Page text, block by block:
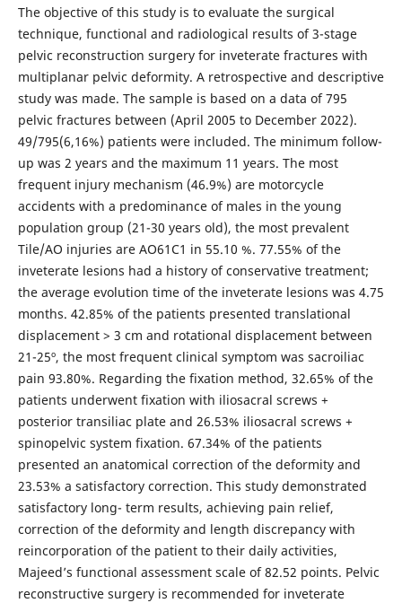
The objective of this study is to evaluate the surgical
technique, functional and radiological results of 3-stage
pelvic reconstruction surgery for inveterate fractures with
multiplanar pelvic deformity. A retrospective and descriptive
study was made. The sample is based on a data of 795
pelvic fractures between (April 2005 to December 2022).
49/795(6,16%) patients were included. The minimum follow-
up was 2 years and the maximum 11 years. The most
frequent injury mechanism (46.9%) are motorcycle
accidents with a predominance of males in the young
population group (21-30 years old), the most prevalent
Tile/AO injuries are AO61C1 in 55.10 %. 77.55% of the
inveterate lesions had a history of conservative treatment;
the average evolution time of the inveterate lesions was 4.75
months. 42.85% of the patients presented translational
displacement > 3 cm and rotational displacement between
21-25º, the most frequent clinical symptom was sacroiliac
pain 93.80%. Regarding the fixation method, 32.65% of the
patients underwent fixation with iliosacral screws +
posterior transiliac plate and 26.53% iliosacral screws +
spinopelvic system fixation. 67.34% of the patients
presented an anatomical correction of the deformity and
23.53% a satisfactory correction. This study demonstrated
satisfactory long- term results, achieving pain relief,
correction of the deformity and length discrepancy with
reincorporation of the patient to their daily activities,
Majeed’s functional assessment scale of 82.52 points. Pelvic
reconstructive surgery is recommended for inveterate